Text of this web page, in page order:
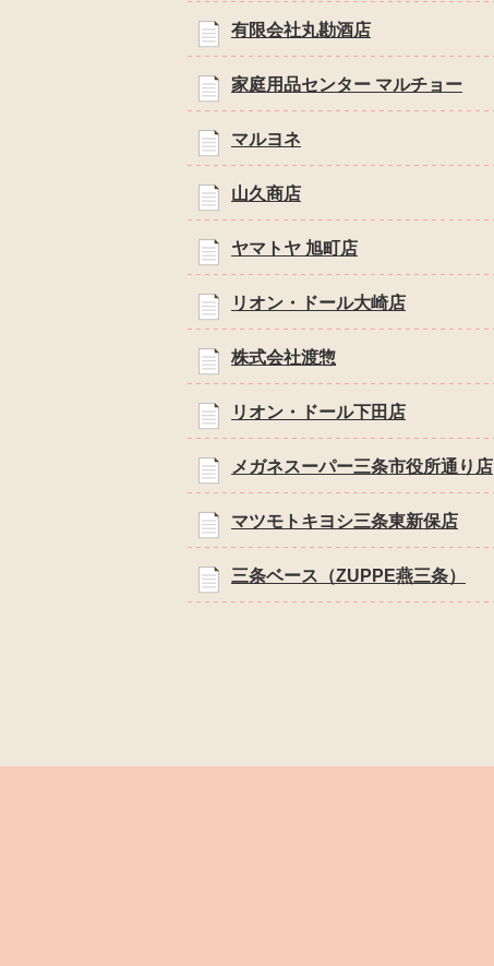
有限会社丸勘酒店
家庭用品センター マルチョー
マルヨネ
山久商店
ヤマトヤ 旭町店
リオン・ドール大崎店
株式会社渡惣
リオン・ドール下田店
メガネスーパー三条市役所通り店
マツモトキヨシ三条東新保店
三条ベース（ZUPPE燕三条）